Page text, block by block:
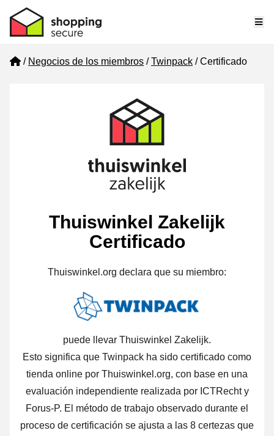
Home
Negocios de los miembros Twinpack Certificado
Thuiswinkel Zakelijk
Certificado
Thuiswinkel.org declara que su miembro:
puede llevar Thuiswinkel Zakelijk.
Esto significa que Twinpack ha sido certificado como
tienda online por Thuiswinkel.org, con base en una
evaluación independiente realizada por ICTRecht y
Forus-P. El método de trabajo observado durante el
proceso de certificación se ajusta a las 8 certezas que